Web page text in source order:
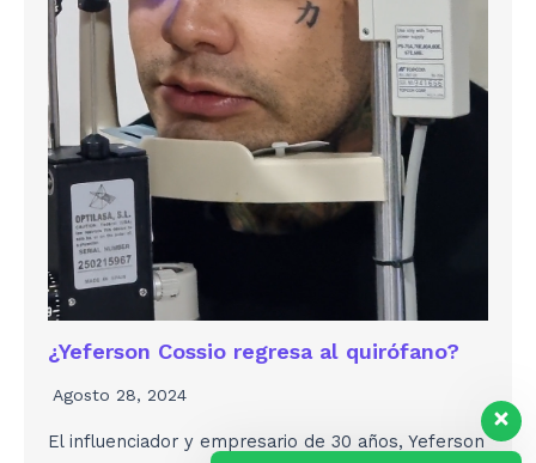
¿Yeferson Cossio regresa al quirófano?
Agosto 28, 2024
El influenciador y empresario de 30 años, Yeferson